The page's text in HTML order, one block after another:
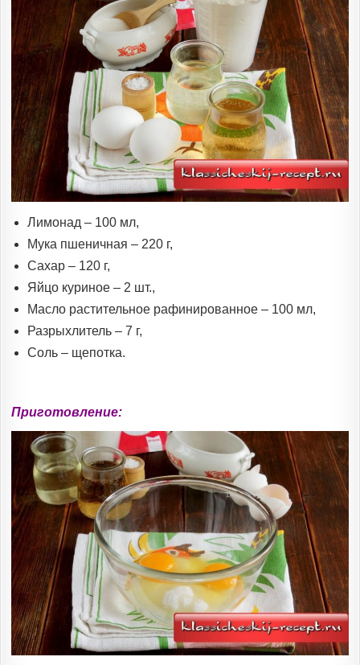
Лимонад – 100 мл,
Мука пшеничная – 220 г,
Сахар – 120 г,
Яйцо куриное – 2 шт.,
Масло растительное рафинированное – 100 мл,
Разрыхлитель – 7 г,
Соль – щепотка.
Приготовление: